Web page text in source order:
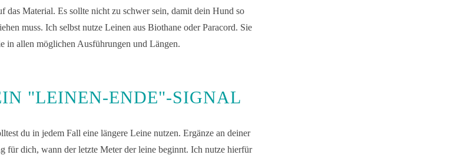
das Material. Es sollte nicht zu schwer sein, damit dein Hund so
muss. Ich selbst nutze Leinen aus Biothane oder Paracord. Sie
in allen möglichen Ausführungen und Längen.
"LEINEN-ENDE"-SIGNAL
du in jedem Fall eine längere Leine nutzen. Ergänze an deiner
für dich, wann der letzte Meter der leine beginnt. Ich nutze hierfür